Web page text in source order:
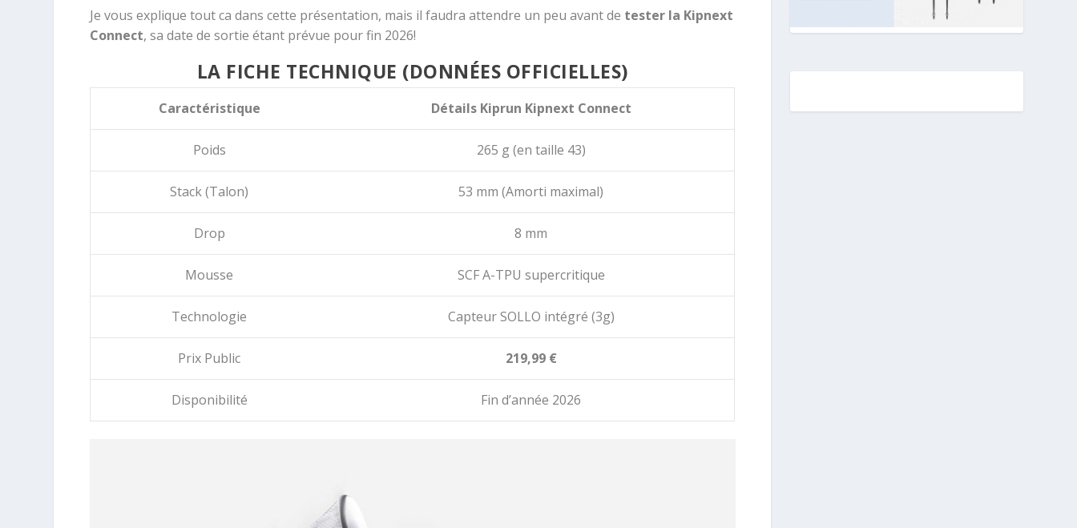
Je vous explique tout ca dans cette présentation, mais il faudra attendre un peu avant de tester la Kipnext
Connect, sa date de sortie étant prévue pour fin 2026!
LA FICHE TECHNIQUE (DONNÉES OFFICIELLES)
Caractéristique Détails Kiprun Kipnext Connect
Poids 265 g(en taille 43)
Stack (Talon) 53 mm (Amorti maximal)
Drop 8 mm
Mousse SCF A-TPU supercritique
Technologie CapteurSOLLO intégré (3g)
Prix Public 219,99 €
Disponibilité Fin d’année 2026